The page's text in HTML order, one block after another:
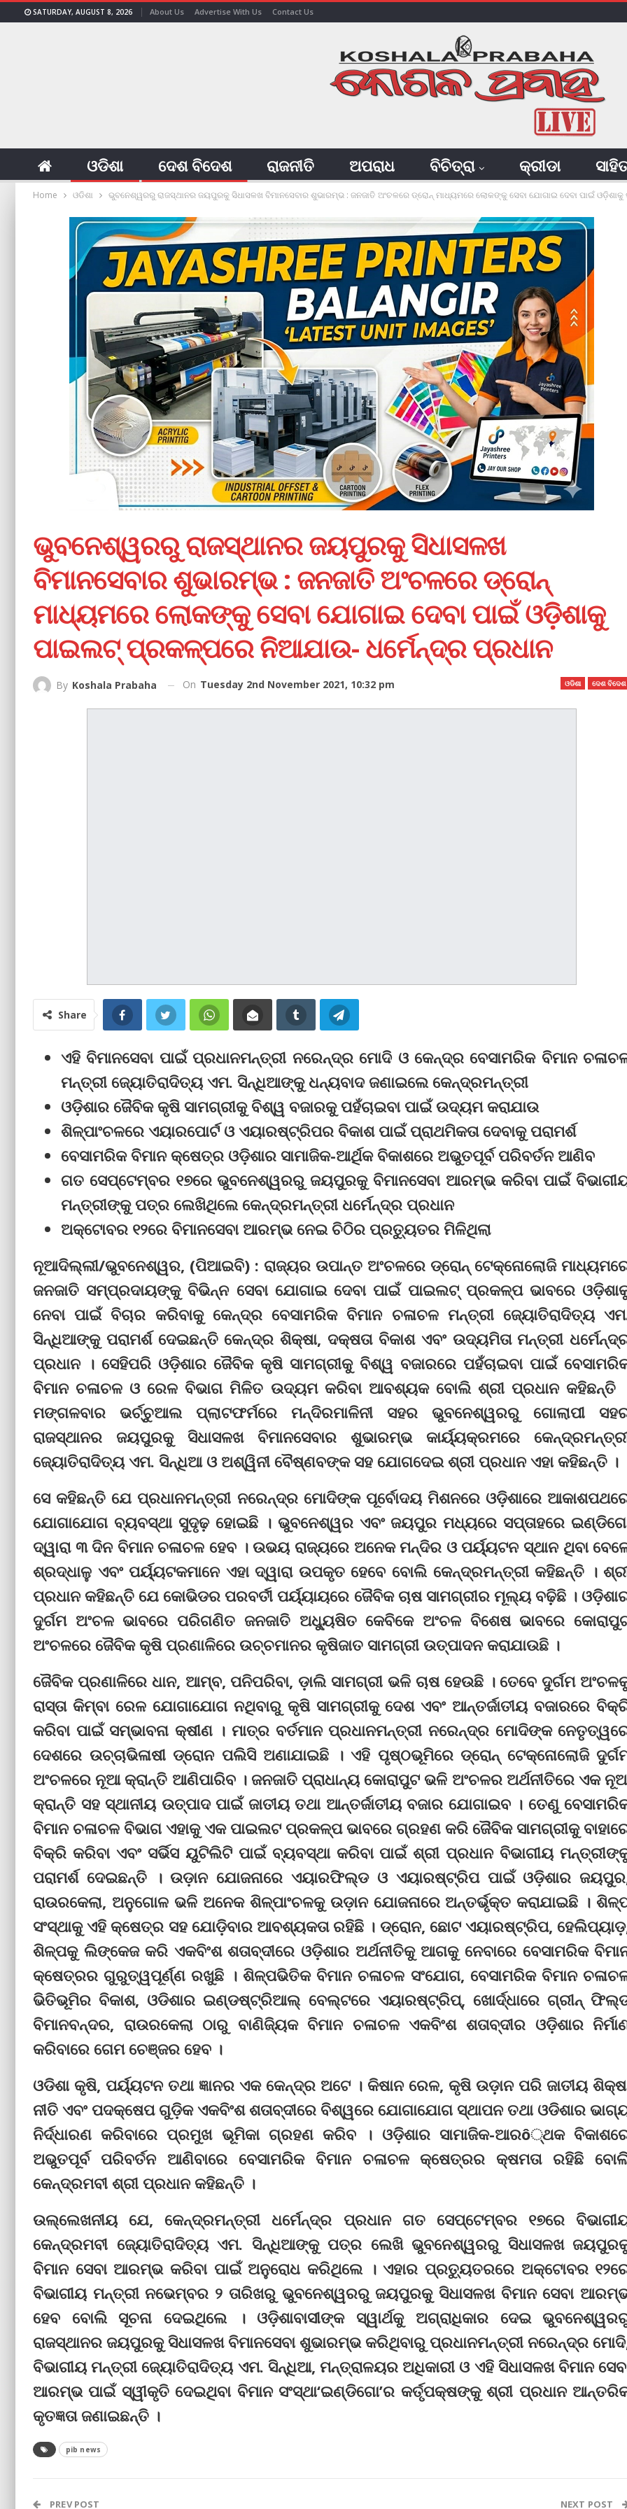
SATURDAY, AUGUST 8, 2026 About Us Advertise With Us Contact Us
ଓଡିଶା ଦେଶ ବିଦେଶ ରାଜନୀତି ଅପରାଧ ବିଚିତ୍ରା କ୍ରୀଡା
Home ଓଡିଶା ଭୁବନେଶ୍ୱରରୁ ରାଜସ୍ଥାନର ଜୟପୁରକୁ ସିଧାସଳଖ ବିମାନସେବାର ଶୁଭାରମ୍ଭ : ଜନଜାତି ଅଂଚଳରେ ଡ୍ରୋନ୍‌ ମାଧ୍ୟମରେ ଲୋକଙ୍କୁ ସେବା ଯୋଗାଇ ଦେବା ପାଇଁ
ଭୁବନେଶ୍ୱରରୁ ରାଜସ୍ଥାନର ଜୟପୁରକୁ ସିଧାସଳଖ
ବିମାନସେବାର ଶୁଭାରମ୍ଭ : ଜନଜାତି ଅଂଚଳରେ ଡ୍ରୋନ୍‌
ମାଧ୍ୟମରେ ଲୋକଙ୍କୁ ସେବା ଯୋଗାଇ ଦେବା ପାଇଁ ଓଡ଼ିଶାକୁ
ପାଇଲଟ୍‌ ପ୍ରକଳ୍ପରେ ନିଆଯାଉ- ଧର୍ମେନ୍ଦ୍ର ପ୍ରଧାନ
ଓଡିଶା ଦେଶ ବିଦେଶ
By Koshala Prabaha On Tuesday 2nd November 2021, 10:32 pm
Share
ଏହି ବିମାନସେବା ପାଇଁ ପ୍ରଧାନମନ୍ତ୍ରୀ ନରେନ୍ଦ୍ର ମୋଦି ଓ କେନ୍ଦ୍ର ବେସାମରିକ ବିମାନ
ମନ୍ତ୍ରୀ ଜ୍ୟୋତିରାଦିତ୍ୟ ଏମ. ସିନ୍ଧିଆଙ୍କୁ ଧନ୍ୟବାଦ ଜଣାଇଲେ କେନ୍ଦ୍ରମନ୍ତ୍ରୀ
ଓଡ଼ିଶାର ଜୈବିକ କୃଷି ସାମଗ୍ରୀକୁ ବିଶ୍ୱ ବଜାରକୁ ପହଁଚାଇବା ପାଇଁ ଉଦ୍ୟମ କରାଯାଉ
ଶିଳ୍ପାଂଚଳରେ ଏୟାରପୋର୍ଟ ଓ ଏୟାରଷ୍ଟ୍ରିପର ବିକାଶ ପାଇଁ ପ୍ରାଥମିକତା ଦେବାକୁ ପରାମର୍ଶ
ବେସାମରିକ ବିମାନ କ୍ଷେତ୍ର ଓଡ଼ିଶାର ସାମାଜିକ-ଆର୍ଥିକ ବିକାଶରେ ଅଭୁତପୂର୍ବ ପରିବର୍ତନ ଆଣିବ
ଗତ ସେପ୍ଟେମ୍ବର ୧୭ରେ ଭୁବନେଶ୍ୱରରୁ ଜୟପୁରକୁ ବିମାନସେବା ଆରମ୍ଭ କରିବା ପାଇଁ
ମନ୍ତ୍ରୀଙ୍କୁ ପତ୍ର ଲେଖିଥିଲେ କେନ୍ଦ୍ରମନ୍ତ୍ରୀ ଧର୍ମେନ୍ଦ୍ର ପ୍ରଧାନ
ଅକ୍ଟୋବର ୧୨ରେ ବିମାନସେବା ଆରମ୍ଭ ନେଇ ଚିଠିର ପ୍ରତ୍ୟୁତର ମିଳିଥିଲା
ନୂଆଦିଲ୍ଲୀ/ଭୁବନେଶ୍ୱର, (ପିଆଇବି) : ରାଜ୍ୟର ଉପାନ୍ତ ଅଂଚଳରେ ଡ୍ରୋନ୍‌ ଟେକ୍ନୋଲୋଜି
ଜନଜାତି ସମ୍ପ୍ରଦାୟଙ୍କୁ ବିଭିନ୍ନ ସେବା ଯୋଗାଇ ଦେବା ପାଇଁ ପାଇଲଟ୍‌ ପ୍ରକଳ୍ପ ଭାବରେ
ନେବା ପାଇଁ ବିଚାର କରିବାକୁ କେନ୍ଦ୍ର ବେସାମରିକ ବିମାନ ଚଳାଚଳ ମନ୍ତ୍ରୀ ଜ୍ୟୋତିରାଦିତ୍ୟ
ସିନ୍ଧିଆଙ୍କୁ ପରାମର୍ଶ ଦେଇଛନ୍ତି କେନ୍ଦ୍ର ଶିକ୍ଷା, ଦକ୍ଷତା ବିକାଶ ଏବଂ ଉଦ୍ୟମିତା ମନ୍ତ୍ରୀ
ପ୍ରଧାନ । ସେହିପରି ଓଡ଼ିଶାର ଜୈବିକ କୃଷି ସାମଗ୍ରୀକୁ ବିଶ୍ୱ ବଜାରରେ ପହଁଚାଇବା ପାଇଁ
ବିମାନ ଚଳାଚଳ ଓ ରେଳ ବିଭାଗ ମିଳିତ ଉଦ୍ୟମ କରିବା ଆବଶ୍ୟକ ବୋଲି ଶ୍ରୀ ପ୍ରଧାନ କହିଛନ୍ତି
ମଙ୍ଗଳବାର ଭର୍ଚ୍ଚୁଆଲ ପ୍ଲାଟଫର୍ମରେ ମନ୍ଦିରମାଳିନୀ ସହର ଭୁବନେଶ୍ୱରରୁ ଗୋଲାପୀ
ରାଜସ୍ଥାନର ଜୟପୁରକୁ ସିଧାସଳଖ ବିମାନସେବାର ଶୁଭାରମ୍ଭ କାର୍ୟ୍ୟକ୍ରମରେ
ଜ୍ୟୋତିରାଦିତ୍ୟ ଏମ. ସିନ୍ଧିଆ ଓ ଅଶ୍ୱିନୀ ବୈଷ୍ଣବଙ୍କ ସହ ଯୋଗଦେଇ ଶ୍ରୀ ପ୍ରଧାନ ଏହା କହିଛନ୍ତି ।
ସେ କହିଛନ୍ତି ଯେ ପ୍ରଧାନମନ୍ତ୍ରୀ ନରେନ୍ଦ୍ର ମୋଦିଙ୍କ ପୂର୍ବୋଦୟ ମିଶନରେ ଓଡ଼ିଶାରେ
ଯୋଗାଯୋଗ ବ୍ୟବସ୍ଥା ସୁଦୃଢ଼ ହୋଇଛି । ଭୁବନେଶ୍ୱର ଏବଂ ଜୟପୁର ମଧ୍ୟରେ ସପ୍ତାହରେ
ଦ୍ୱାରା ୩ ଦିନ ବିମାନ ଚଳାଚଳ ହେବ । ଉଭୟ ରାଜ୍ୟରେ ଅନେକ ମନ୍ଦିର ଓ ପର୍ୟ୍ୟଟନ ସ୍ଥାନ ଥିବା
ଶ୍ରଦ୍ଧାଳୁ ଏବଂ ପର୍ୟ୍ୟଟକମାନେ ଏହା ଦ୍ୱାରା ଉପକୃତ ହେବେ ବୋଲି କେନ୍ଦ୍ରମନ୍ତ୍ରୀ କହିଛନ୍ତି ।
ପ୍ରଧାନ କହିଛନ୍ତି ଯେ କୋଭିଡର ପରବର୍ତୀ ପର୍ୟ୍ୟାୟରେ ଜୈବିକ ଚାଷ ସାମଗ୍ରୀର ମୂଲ୍ୟ ବଢ଼ିଛି ।
ଦୁର୍ଗମ ଅଂଚଳ ଭାବରେ ପରିଗଣିତ ଜନଜାତି ଅଧ୍ୟୁଷିତ କେବିକେ ଅଂଚଳ ବିଶେଷ ଭାବରେ
ଅଂଚଳରେ ଜୈବିକ କୃଷି ପ୍ରଣାଳିରେ ଉଚ୍ଚମାନର କୃଷିଜାତ ସାମଗ୍ରୀ ଉତ୍ପାଦନ କରାଯାଉଛି ।
ଜୈବିକ ପ୍ରଣାଳିରେ ଧାନ, ଆମ୍ବ, ପନିପରିବା, ଡ଼ାଲି ସାମଗ୍ରୀ ଭଳି ଚାଷ ହେଉଛି । ତେବେ ଦୁର୍ଗମ
ରାସ୍ତା କିମ୍ବା ରେଳ ଯୋଗାଯୋଗ ନଥିବାରୁ କୃଷି ସାମଗ୍ରୀକୁ ଦେଶ ଏବଂ ଆନ୍ତର୍ଜାତୀୟ ବଜାରରେ
କରିବା ପାଇଁ ସମ୍ଭାବନା କ୍ଷୀଣ । ମାତ୍ର ବର୍ତମାନ ପ୍ରଧାନମନ୍ତ୍ରୀ ନରେନ୍ଦ୍ର ମୋଦିଙ୍କ
ଦେଶରେ ଉଚ୍ଚାଭିଳାଷୀ ଡ୍ରୋନ ପଲିସି ଅଣାଯାଇଛି । ଏହି ପୃଷ୍ଠଭୂମିରେ ଡ୍ରୋନ୍‌ ଟେକ୍ନୋଲୋଜି
ଅଂଚଳରେ ନୂଆ କ୍ରାନ୍ତି ଆଣିପାରିବ । ଜନଜାତି ପ୍ରାଧାନ୍ୟ କୋରାପୁଟ ଭଳି ଅଂଚଳର ଅର୍ଥନୀତିରେ ଏକ
କ୍ରାନ୍ତି ସହ ସ୍ଥାନୀୟ ଉତ୍ପାଦ ପାଇଁ ଜାତୀୟ ତଥା ଆନ୍ତର୍ଜାତୀୟ ବଜାର ଯୋଗାଇବ । ତେଣୁ
ବିମାନ ଚଳାଚଳ ବିଭାଗ ଏହାକୁ ଏକ ପାଇଲଟ ପ୍ରକଳ୍ପ ଭାବରେ ଗ୍ରହଣ କରି ଜୈବିକ ସାମଗ୍ରୀକୁ
ବିକ୍ରି କରିବା ଏବଂ ସର୍ଭିସ ୟୁଟିଲିଟି ପାଇଁ ବ୍ୟବସ୍ଥା କରିବା ପାଇଁ ଶ୍ରୀ ପ୍ରଧାନ ବିଭାଗୀୟ
ପରାମର୍ଶ ଦେଇଛନ୍ତି । ଉଡ଼ାନ ଯୋଜନାରେ ଏୟାରଫିଲ୍ଡ ଓ ଏୟାରଷ୍ଟ୍ରିପ ପାଇଁ ଓଡ଼ିଶାର
ରାଉରକେଲା, ଅନୁଗୋଳ ଭଳି ଅନେକ ଶିଳ୍ପାଂଚଳକୁ ଉଡ଼ାନ ଯୋଜନାରେ ଅନ୍ତର୍ଭୃକ୍ତ କରାଯାଇଛି ।
ସଂସ୍ଥାକୁ ଏହି କ୍ଷେତ୍ର ସହ ଯୋଡ଼ିବାର ଆବଶ୍ୟକତା ରହିଛି । ଡ୍ରୋନ, ଛୋଟ ଏୟାରଷ୍ଟ୍ରିପ,
ଶିଳ୍ପକୁ ଲିଙ୍କେଜ କରି ଏକବିଂଶ ଶତାବ୍ଦୀରେ ଓଡ଼ିଶାର ଅର୍ଥନୀତିକୁ ଆଗକୁ ନେବାରେ ବେସାମରିକ
କ୍ଷେତ୍ରର ଗୁରୁତ୍ୱପୂର୍ଣ୍ଣ ରଖୁଛି । ଶିଳ୍ପଭିତିକ ବିମାନ ଚଳାଚଳ ସଂଯୋଗ, ବେସାମରିକ ବିମାନ
ଭିତିଭୂମିର ବିକାଶ, ଓଡିଶାର ଇଣ୍ଡଷ୍ଟ୍ରିଆଲ୍‌ ବେଲ୍ଟରେ ଏୟାରଷ୍ଟ୍ରିପ୍‌, ଖୋର୍ଦ୍ଧାରେ ଗ୍ରୀନ୍‌
ବିମାନବନ୍ଦର, ରାଉରକେଲା ଠାରୁ ବାଣିଜ୍ୟିକ ବିମାନ ଚଳାଚଳ ଏକବିଂଶ ଶତାବ୍ଦୀର ଓଡ଼ିଶାର
କରିବାରେ ଗେମ ଚେଞ୍ଜର ହେବ ।
ଓଡିଶା କୃଷି, ପର୍ୟ୍ୟଟନ ତଥା ଜ୍ଞାନର ଏକ କେନ୍ଦ୍ର ଅଟେ । କିଷାନ ରେଳ, କୃଷି ଉଡ଼ାନ ପରି ଜାତୀୟ
ନୀତି ଏବଂ ପଦକ୍ଷେପ ଗୁଡ଼ିକ ଏକବିଂଶ ଶତାବ୍ଦୀରେ ବିଶ୍ୱରେ ଯୋଗାଯୋଗ ସ୍ଥାପନ ତଥା ଓଡିଶାର
ନିର୍ଦ୍ଧାରଣ କରିବାରେ ପ୍ରମୁଖ ଭୂମିକା ଗ୍ରହଣ କରିବ । ଓଡ଼ିଶାର ସାମାଜିକ-ଆରô୍ଥକ
ଅଭୁତପୂର୍ବ ପରିବର୍ତନ ଆଣିବାରେ ବେସାମରିକ ବିମାନ ଚଳାଚଳ କ୍ଷେତ୍ରର କ୍ଷମତା ରହିଛି
କେନ୍ଦ୍ରମବୀ ଶ୍ରୀ ପ୍ରଧାନ କହିଛନ୍ତି ।
ଉଲ୍ଲେଖନୀୟ ଯେ, କେନ୍ଦ୍ରମନ୍ତ୍ରୀ ଧର୍ମେନ୍ଦ୍ର ପ୍ରଧାନ ଗତ ସେପ୍ଟେମ୍ବର ୧୭ରେ
କେନ୍ଦ୍ରମବୀ ଜ୍ୟୋତିରାଦିତ୍ୟ ଏମ. ସିନ୍ଧିଆଙ୍କୁ ପତ୍ର ଲେଖି ଭୁବନେଶ୍ୱରରୁ ସିଧାସଳଖ
ବିମାନ ସେବା ଆରମ୍ଭ କରିବା ପାଇଁ ଅନୁରୋଧ କରିଥିଲେ । ଏହାର ପ୍ରତ୍ୟୁତରରେ ଅକ୍ଟୋବର
ବିଭାଗୀୟ ମନ୍ତ୍ରୀ ନଭେମ୍ବର ୨ ତାରିଖରୁ ଭୁବନେଶ୍ୱରରୁ ଜୟପୁରକୁ ସିଧାସଳଖ ବିମାନ ସେବା
ହେବ ବୋଲି ସୂଚନା ଦେଇଥିଲେ । ଓଡ଼ିଶାବାସୀଙ୍କ ସ୍ୱାର୍ଥକୁ ଅଗ୍ରାଧିକାର ଦେଇ
ରାଜସ୍ଥାନର ଜୟପୁରକୁ ସିଧାସଳଖ ବିମାନସେବା ଶୁଭାରମ୍ଭ କରିଥିବାରୁ ପ୍ରଧାନମନ୍ତ୍ରୀ ନରେନ୍ଦ୍ର
ବିଭାଗୀୟ ମନ୍ତ୍ରୀ ଜ୍ୟୋତିରାଦିତ୍ୟ ଏମ. ସିନ୍ଧିଆ, ମନ୍ତ୍ରାଳୟର ଅଧିକାରୀ ଓ ଏହି ସିଧାସଳଖ ବିମାନ
ଆରମ୍ଭ ପାଇଁ ସ୍ୱୀକୃତି ଦେଇଥିବା ବିମାନ ସଂସ୍ଥା‘ଇଣ୍ଡିଗୋ’ର କର୍ତୃପକ୍ଷଙ୍କୁ ଶ୍ରୀ ପ୍ରଧାନ
କୃତଜ୍ଞତା ଜଣାଇଛନ୍ତି ।
pib news
PREV POST NEXT POST